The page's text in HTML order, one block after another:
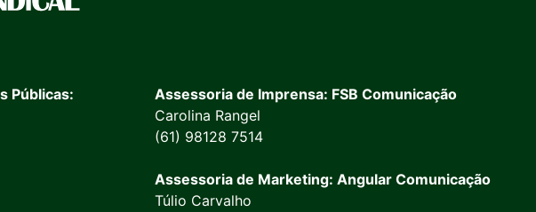
Públicas:
Assessoria de Imprensa: FSB Comunicação
Carolina Rangel
(61) 98128 7514
Assessoria de Marketing: Angular Comunicação
Túlio Carvalho